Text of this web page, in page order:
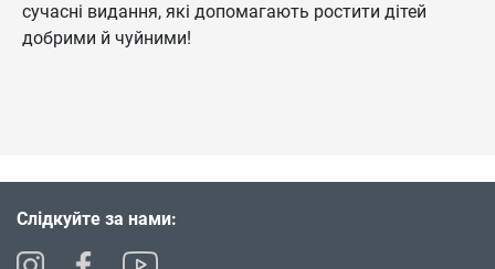
сучасні видання, які допомагають ростити дітей
добрими й чуйними!
Слідкуйте за нами: